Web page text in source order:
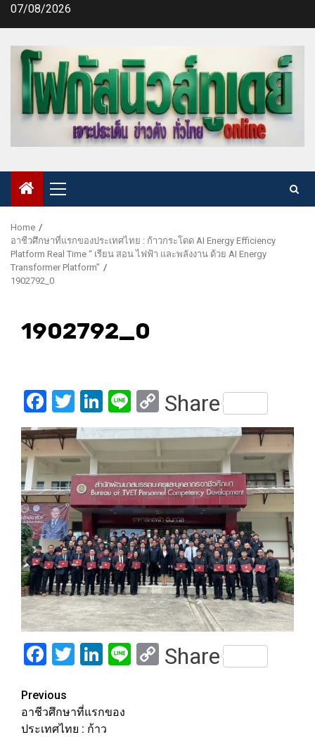
Skip07/08/2026
Primary
Menu
Home
อาชีวศึกษาที่แรกของประเทศไทย : ก้าวกระโดด AI Energy Efficiency
Platform Real Time “ เรียน สอน ไฟฟ้า และพลังงาน ด้วย AI Energy
Transformer Platform”
1902792_0
1902792_0
Facebook
Twitter
LinkedIn
LineCopy
Link
Share
Facebook
Twitter
LinkedIn
LineCopy
Share
Post
navigation
Previous
อาชีวศึกษาที่แรกของ
ประเทศไทย : ก้าว